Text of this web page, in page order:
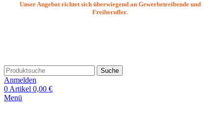
Unser Angebot richtet sich überwiegend an Gewerbetreibende und
Freiberufler.
Suche
Anmelden
0 Artikel 0,00 €
Menü